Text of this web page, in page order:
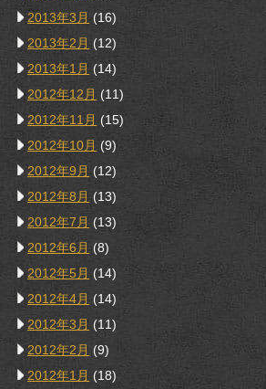
2013年3月 (16)
2013年2月 (12)
2013年1月 (14)
2012年12月 (11)
2012年11月 (15)
2012年10月 (9)
2012年9月 (12)
2012年8月 (13)
2012年7月 (13)
2012年6月 (8)
2012年5月 (14)
2012年4月 (14)
2012年3月 (11)
2012年2月 (9)
2012年1月 (18)